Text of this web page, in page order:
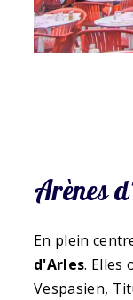
Arènes
En plein
d'Arles. Elles
Vespasien,